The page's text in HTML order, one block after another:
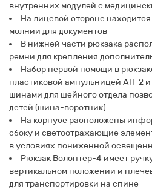
внутренних модулей с
На лицевой стороне
молнии для документов
В нижней части рюкзака
ремни для крепления
Набор первой помощи в
пластиковой ампульницей АП-2
шинами для шейного отдела
детей (шина-воротник)
На корпусе расположены
сбоку и светоотражающие
в условиях пониженной
Рюкзак Волонтер-4 имеет
вертикальном положении и
для транспортировки на спине